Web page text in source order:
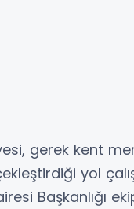
gerek kent
yol
Başkanlığı